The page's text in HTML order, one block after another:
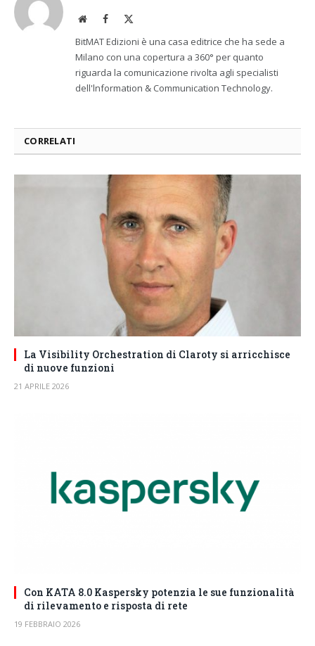
WebsiteFacebook
BitMAT Edizioni è una casa editrice che ha sede a
Milano con una copertura a 360° per quanto
riguarda la comunicazione rivolta agli specialisti
dell'lnformation & Communication Technology.
CORRELATI
La Visibility Orchestration di Claroty si arricchisce
di nuove funzioni
21 APRILE 2026
Con KATA 8.0 Kaspersky potenzia le sue funzionalità
di rilevamento e risposta di rete
19 FEBBRAIO 2026